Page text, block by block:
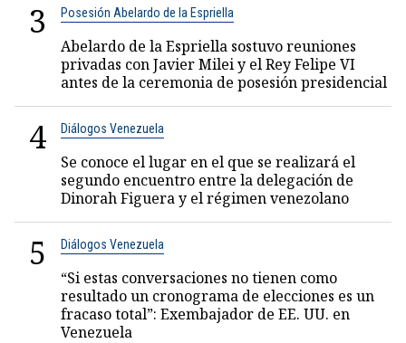
3 Posesión Abelardo de la Espriella
Abelardo de la Espriella sostuvo reuniones
privadas con Javier Milei y el Rey Felipe VI
antes de la ceremonia de posesión presidencial
4 Diálogos Venezuela
Se conoce el lugar en el que se realizará el
segundo encuentro entre la delegación de
Dinorah Figuera y el régimen venezolano
5 Diálogos Venezuela
“Si estas conversaciones no tienen como
resultado un cronograma de elecciones es un
fracaso total”: Exembajador de EE. UU. en
Venezuela